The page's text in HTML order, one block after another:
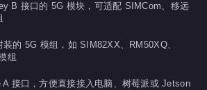
B 接口的 5G 模块，可适配 SIMCom、移远
的 5G 模组，如 SIM82XX、RM50XQ、
组
接口，方便直接接入电脑、树莓派或 Jetson